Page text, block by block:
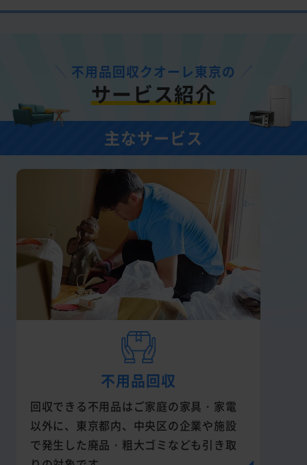
不用品回収クオーレ東京の
サービス紹介
主なサービス
不用品回収
回収できる不用品はご家庭の家具・家電
以外に、東京都内、中央区の企業や施設
で発生した廃品・粗大ゴミなども引き取